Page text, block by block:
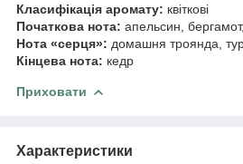
Класифікація аромату: квіткові
Початкова нота: апельсин,
Нота «серця»: домашня троянда,
Кінцева нота: кедр
Приховати
Характеристики